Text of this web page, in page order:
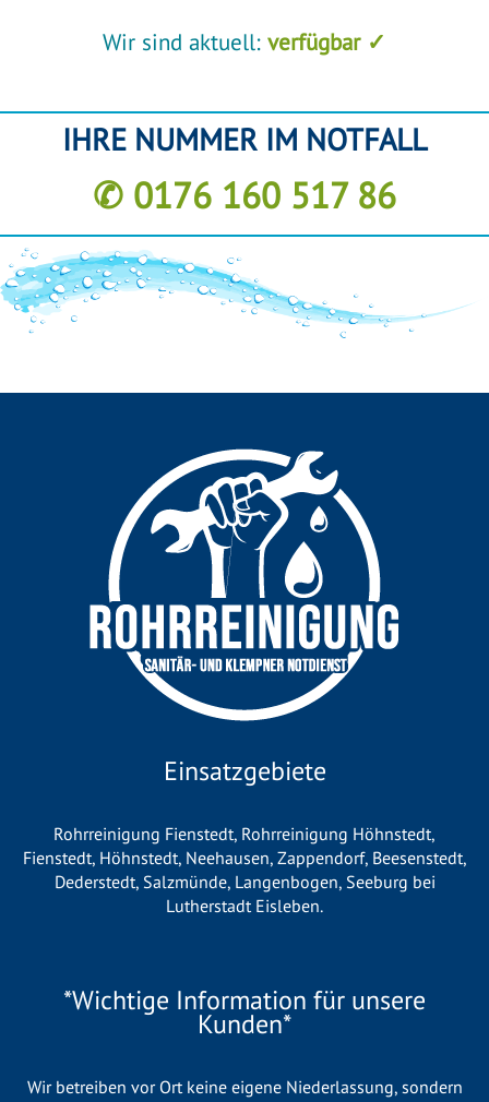
Wir sind aktuell: verfügbar ✓
IHRE NUMMER IM NOTFALL
✆ 0176 160 517 86
Einsatzgebiete
Rohrreinigung Fienstedt, Rohrreinigung Höhnstedt,
Fienstedt, Höhnstedt, Neehausen, Zappendorf, Beesenstedt,
Dederstedt, Salzmünde, Langenbogen, Seeburg bei
Lutherstadt Eisleben.
*Wichtige Information für unsere
Kunden*
Wir betreiben vor Ort keine eigene Niederlassung, sondern